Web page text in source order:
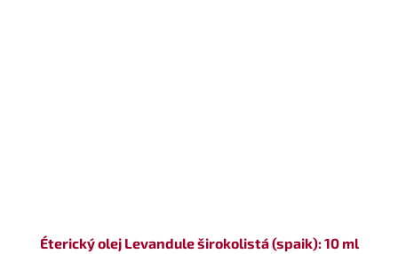
Éterický olej Levandule širokolistá (spaik): 10 ml